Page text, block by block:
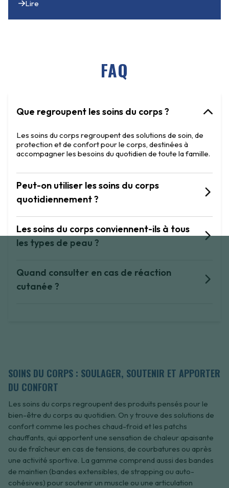
Lire
FAQ
Que regroupent les soins du corps ?
Les soins du corps regroupent des solutions de soin, de
protection et de confort pour le corps, destinées à
accompagner les besoins du quotidien de toute la famille.
Peut-on utiliser les soins du corps
quotidiennement ?
Les soins du corps conviennent-ils à tous
les types de peau ?
Quand consulter en cas de réaction
cutanée ?
SOINS DU CORPS : SOULAGER, SOUTENIR ET APPORTER
DU CONFORT
Les soins du corps regroupent des produits pensés pour le
bien-être du corps au quotidien. On y trouve des solutions de
confort comme les poches chaud-froid et les patchs
chauffants, qui apportent une sensation de chaleur apaisante
ou de fraîcheur en cas de tensions, de courbatures ou après
une activité sportive. La gamme comprend aussi des bandes
de maintien (bandes extensibles, de strapping ou auto-
cohésives) pour soutenir un muscle ou une articulation